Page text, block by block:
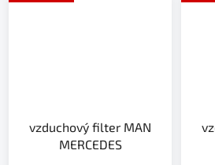
vzduchový filter MAN
MERCEDES